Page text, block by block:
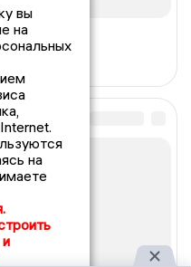
вы
на
на